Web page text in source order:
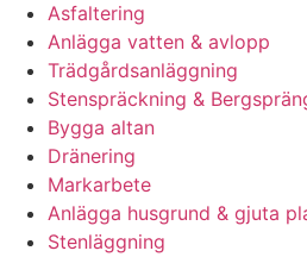
Asfaltering
Anlägga vatten & avlopp
Trädgårdsanläggning
Stenspräckning &
Bygga altan
Dränering
Markarbete
Anlägga husgrund & gjuta
Stenläggning